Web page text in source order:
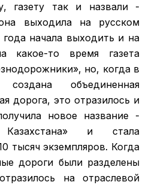
газету так и назвали -
выходила на русском
начала выходить и на
какое-то время газета
но, когда в
объединенная
дорога, это отразилось и
новое название -
Казахстана» и стала
тысяч экземпляров. Когда
дороги были разделены
на отраслевой